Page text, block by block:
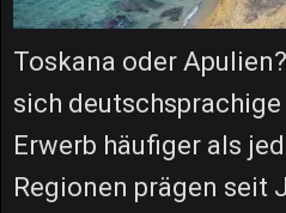
Toskana oder
sich
Erwerb häufiger als
Regionen prägen seit